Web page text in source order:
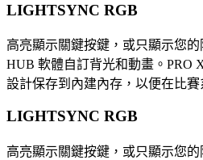
LIGHTSYNC RGB
高亮顯示關鍵按鍵，或只顯示您
HUB 軟體自訂背光和動畫。PRO
設計保存到內建內存，以便在比賽
LIGHTSYNC RGB
高亮顯示關鍵按鍵，或只顯示您